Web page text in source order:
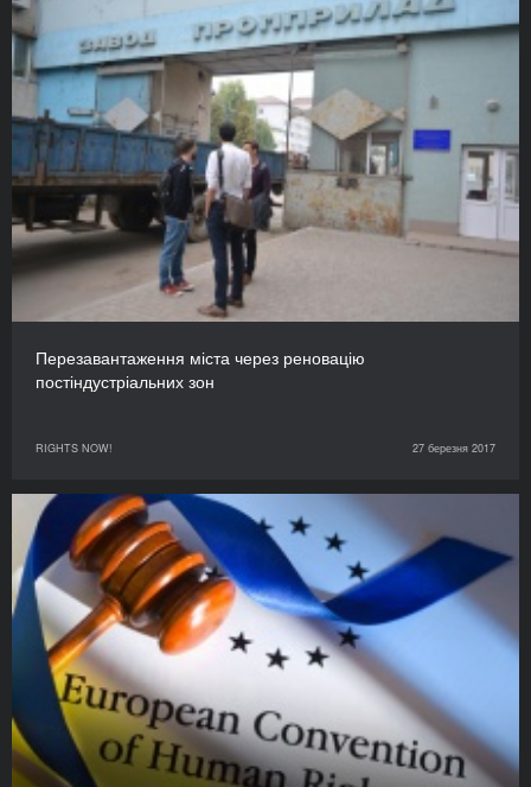
Перезавантаження міста через реновацію
постіндустріальних зон
RIGHTS NOW! 27 березня 2017